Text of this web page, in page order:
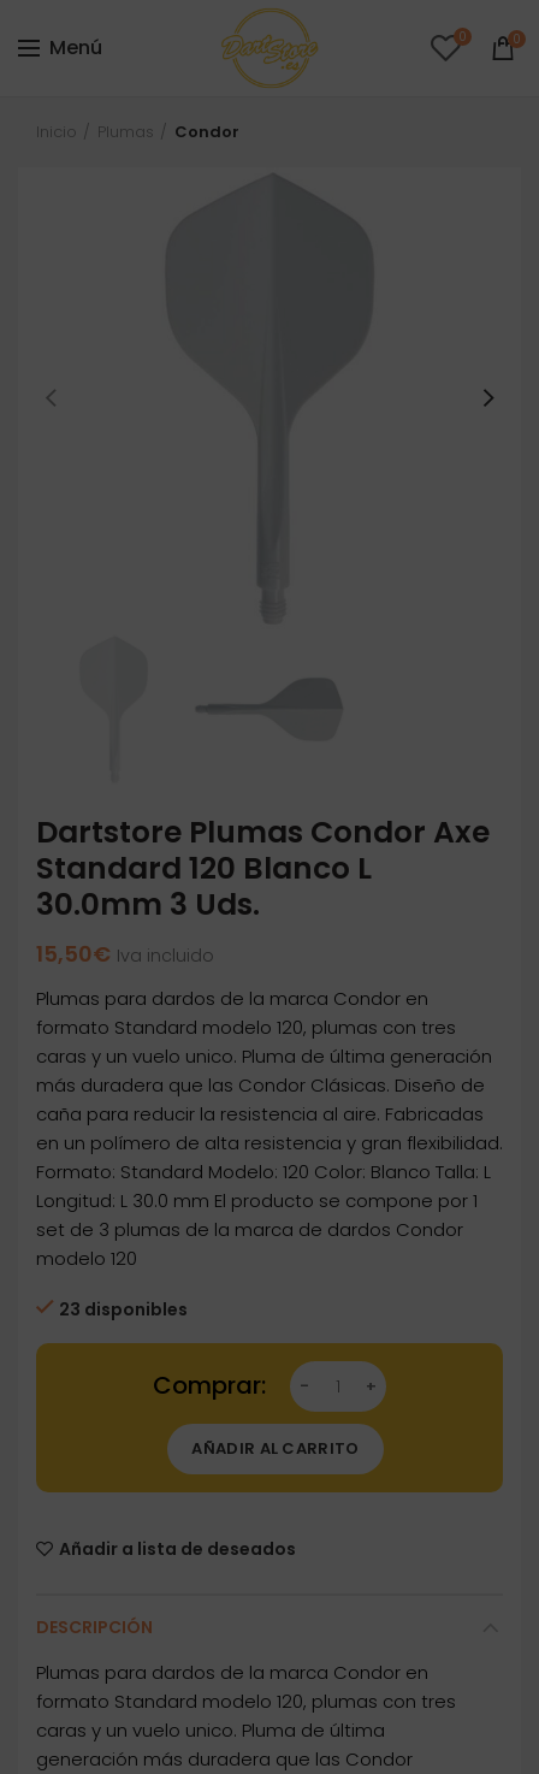
Menú 0 0
Inicio Plumas Condor
Dartstore Plumas Condor Axe
Standard 120 Blanco L
30.0mm 3 Uds.
15,50€ Iva incluido
Plumas para dardos de la marca Condor en
formato Standard modelo 120, plumas con tres
caras y un vuelo unico. Pluma de última generación
más duradera que las Condor Clásicas. Diseño de
caña para reducir la resistencia al aire. Fabricadas
en un polímero de alta resistencia y gran flexibilidad.
Formato: Standard Modelo: 120 Color: Blanco Talla: L
Longitud: L 30.0 mm El producto se compone por 1
set de 3 plumas de la marca de dardos Condor
modelo 120
23 disponibles
Dartstore Plumas Condor Axe Standard 120
AÑADIR AL CARRITO
Añadir a lista de deseados
DESCRIPCIÓN
Plumas para dardos de la marca Condor en
formato Standard modelo 120, plumas con tres
caras y un vuelo unico. Pluma de última
generación más duradera que las Condor